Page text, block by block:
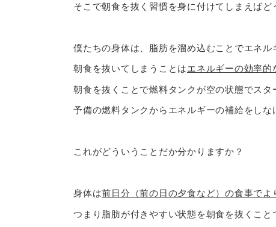
そこで朝食を抜く習慣を身に付けてしまえばど
僕たちの身体は、脂肪を溜め込むことでエネル
朝食を抜いてしまうことはエネルギーの効率的
朝食を抜くことで燃料タンクが空の状態でスタ
予備の燃料タンクからエネルギーの補給をしな
これがどういうことだか分かりますか？
身体は前日分（前の日の夕食など）の食事で
つまり脂肪が付きやすい状態を朝食を抜くこと